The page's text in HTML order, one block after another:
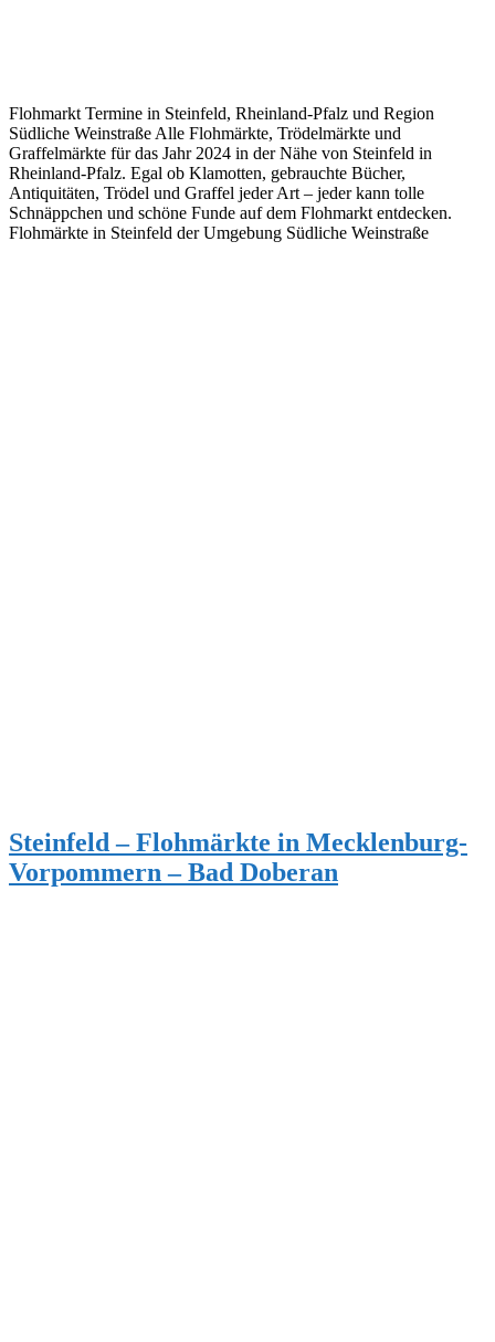
Flohmarkt Termine in Steinfeld, Rheinland-Pfalz und Region
Südliche Weinstraße Alle Flohmärkte, Trödelmärkte und
Graffelmärkte für das Jahr 2024 in der Nähe von Steinfeld in
Rheinland-Pfalz. Egal ob Klamotten, gebrauchte Bücher,
Antiquitäten, Trödel und Graffel jeder Art – jeder kann tolle
Schnäppchen und schöne Funde auf dem Flohmarkt entdecken.
Flohmärkte in Steinfeld der Umgebung Südliche Weinstraße
Steinfeld – Flohmärkte in Mecklenburg-
Vorpommern – Bad Doberan